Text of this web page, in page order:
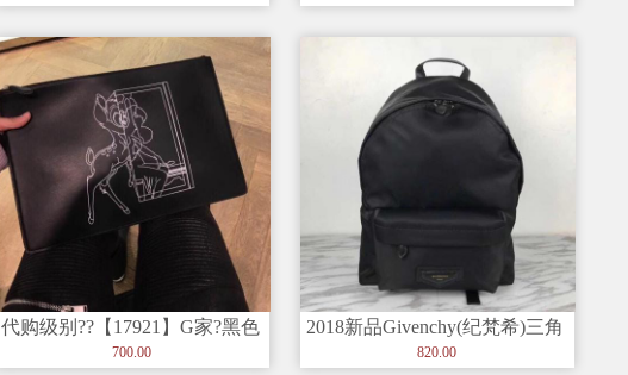
代购级别??【17921】G家?黑色
小鹿 打造完美经典款?
700.00
2018新品Givenchy(纪梵希)三角
标 丝印细节背包
820.00